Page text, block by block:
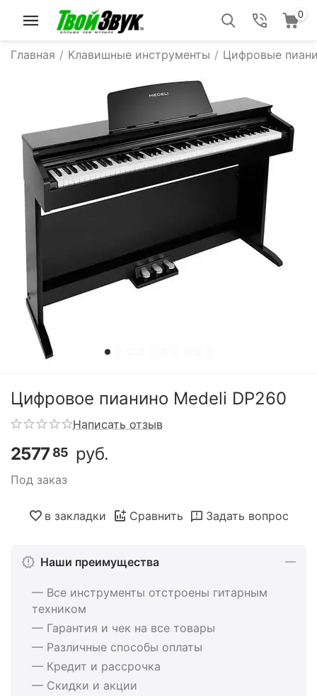
0
Главная / Клавишные инструменты / Цифровые
Цифровое пианино Medeli DP260
Написать отзыв
2577 85 руб.
Под заказ
в закладки Сравнить Задать вопрос
Наши преимущества
— Все инструменты отстроены гитарным
техником
— Гарантия и чек на все товары
— Различные способы оплаты
— Кредит и рассрочка
— Скидки и акции